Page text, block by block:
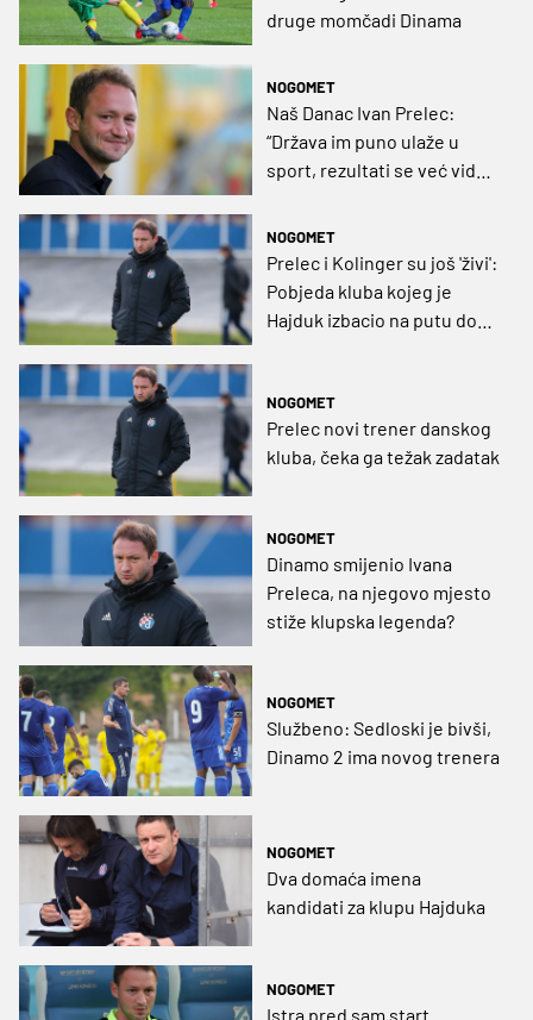
druge momčadi Dinama
NOGOMET
Naš Danac Ivan Prelec:
“Država im puno ulaže u
sport, rezultati se već vide,
stvaramo”
NOGOMET
Prelec i Kolinger su još 'živi':
Pobjeda kluba kojeg je
Hajduk izbacio na putu do
NOGOMET
Prelec novi trener danskog
kluba, čeka ga težak zadatak
NOGOMET
Dinamo smijenio Ivana
Preleca, na njegovo mjesto
stiže klupska legenda?
NOGOMET
Službeno: Sedloski je bivši,
Dinamo 2 ima novog trenera
NOGOMET
Dva domaća imena
kandidati za klupu Hajduka
NOGOMET
Istra pred sam start